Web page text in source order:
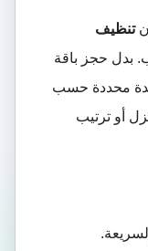
تنظيف
بدل حجز باقة
محددة حسب
أو ترتيب